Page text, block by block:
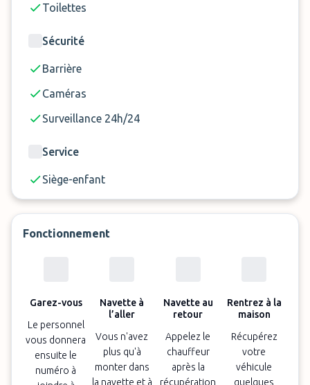
Réservez dès maintenant votre place de
parking au GVA Parking, le choix idéal près de
Toilettes
Sécurité
Barrière
Caméras
Surveillance 24h/24
Service
Siège-enfant
Fonctionnement
Garez-vous
Le personnel
vous donnera
ensuite le
numéro à
Navette à
l’aller
Vous n'avez
plus qu'à
monter dans
la navette et à
Navette au
retour
Appelez le
chauffeur
après la
récupération
Rentrez à la
maison
Récupérez
votre
véhicule
quelques